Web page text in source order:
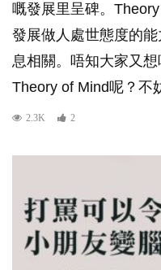
嘅發展里呈碑。
發展做人處世態度的
息相關。唔知大家又
Theory of Mind呢？不
2.3K 2